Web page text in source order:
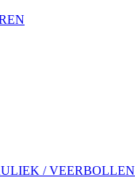
/ VEERBOLLEN